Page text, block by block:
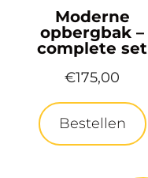
Moderne
opbergbak –
complete set
€175,00
Bestellen